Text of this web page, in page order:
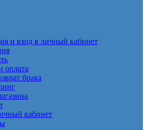
и вход в личный кабинет
оплата
брака
кабинет